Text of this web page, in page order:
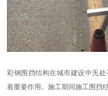
彩钢围挡结构在城市建设中无
着重要作用。施工期间施工围挡